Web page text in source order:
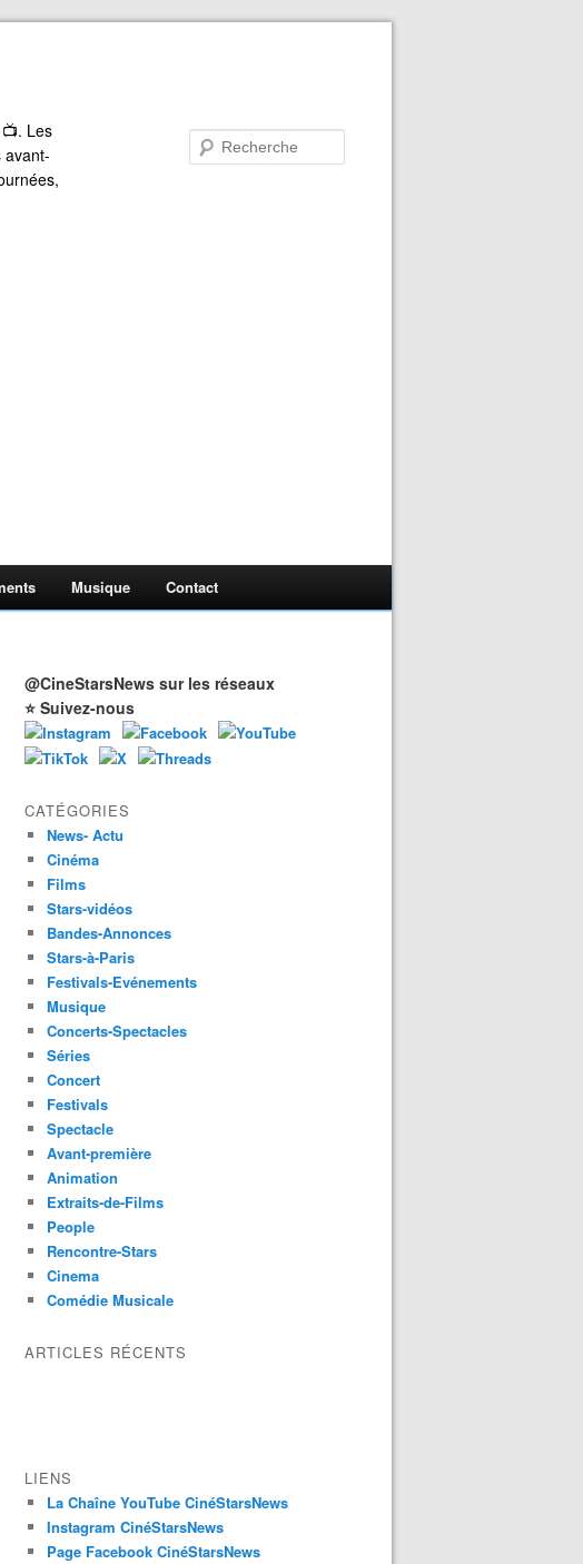
Les
avant-
Musique Contact
@CineStarsNews sur les réseaux
⭐ Suivez-nous
CATÉGORIES
News- Actu
Cinéma
Films
Stars-vidéos
Bandes-Annonces
Stars-à-Paris
Festivals-Evénements
Musique
Concerts-Spectacles
Séries
Concert
Festivals
Spectacle
Avant-première
Animation
Extraits-de-Films
People
Rencontre-Stars
Cinema
Comédie Musicale
ARTICLES RÉCENTS
LIENS
La Chaîne YouTube CinéStarsNews
Instagram CinéStarsNews
Page Facebook CinéStarsNews